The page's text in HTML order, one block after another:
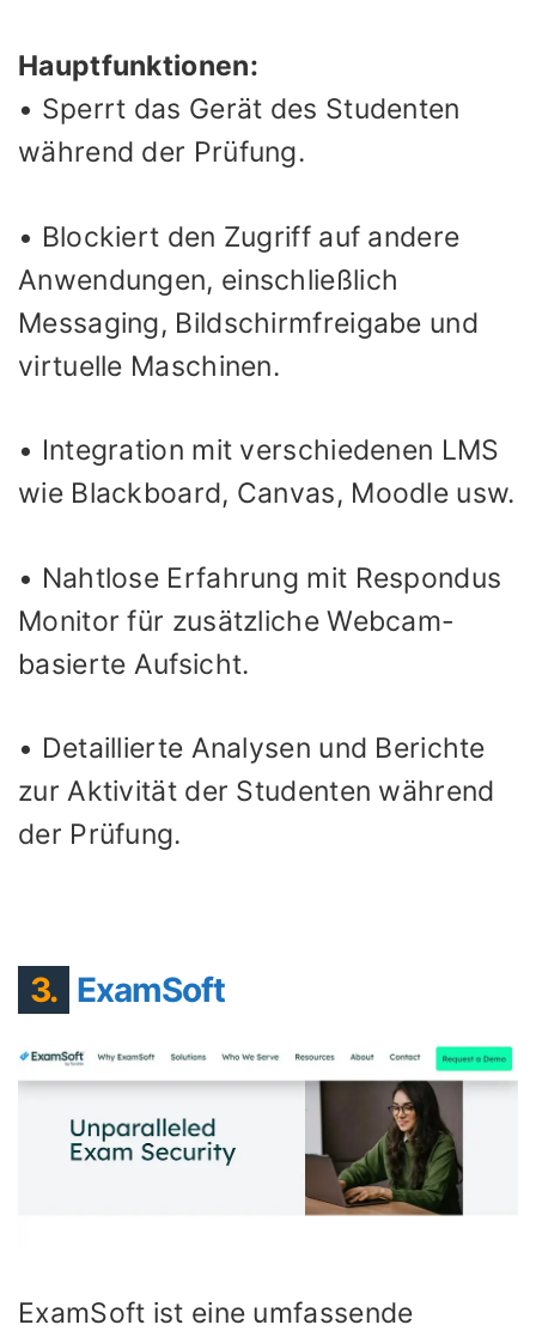
Hauptfunktionen:
• Sperrt das Gerät des Studenten
während der Prüfung.
• Blockiert den Zugriff auf andere
Anwendungen, einschließlich
Messaging, Bildschirmfreigabe und
virtuelle Maschinen.
• Integration mit verschiedenen LMS
wie Blackboard, Canvas, Moodle usw.
• Nahtlose Erfahrung mit Respondus
Monitor für zusätzliche Webcam-
basierte Aufsicht.
• Detaillierte Analysen und Berichte
zur Aktivität der Studenten während
der Prüfung.
3. ExamSoft
ExamSoft ist eine umfassende